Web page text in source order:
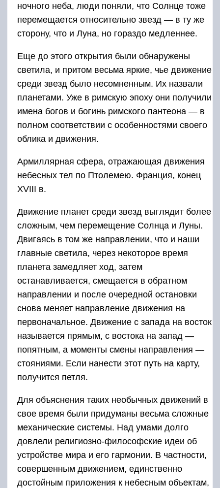
ночного неба, люди поняли, что Солнце тоже
перемещается относительно звезд — в ту же
сторону, что и Луна, но гораздо медленнее.
Еще до этого открытия были обнаружены
светила, и притом весьма яркие, чье движение
среди звезд было несомненным. Их назвали
планетами. Уже в римскую эпоху они получили
имена богов и богинь римского пантеона — в
полном соответствии с особенностями своего
облика и движения.
Армиллярная сфера, отражающая движения
небесных тел по Птолемею. Франция, конец
XVIII в.
Движение планет среди звезд выглядит более
сложным, чем перемещение Солнца и Луны.
Двигаясь в том же направлении, что и наши
главные светила, через некоторое время
планета замедляет ход, затем
останавливается, смещается в обратном
направлении и после очередной остановки
снова меняет направление движения на
первоначальное. Движение с запада на восток
называется прямым, с востока на запад —
попятным, а моменты смены направления —
стояниями. Если нанести этот путь на карту,
получится петля.
Для объяснения таких необычных движений в
свое время были придуманы весьма сложные
механические системы. Над умами долго
довлели религиозно-философские идеи об
устройстве мира и его гармонии. В частности,
совершенным движением, единственно
достойным приложения к небесным объектам,